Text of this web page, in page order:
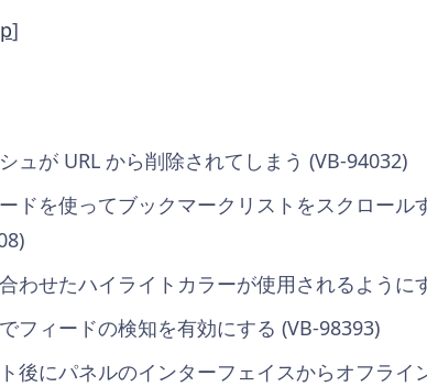
]
ュが URL から削除されてしまう (VB-94032)
ドを使ってブックマークリストをスクロール
わせたハイライトカラーが使用されるように
フィードの検知を有効にする (VB-98393)
後にパネルのインターフェイスからオフライ